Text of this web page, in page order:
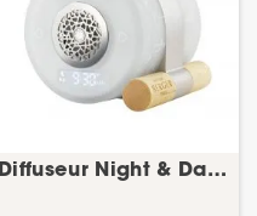
Diffuseur Night & Day BERGER – diffuseur masque...